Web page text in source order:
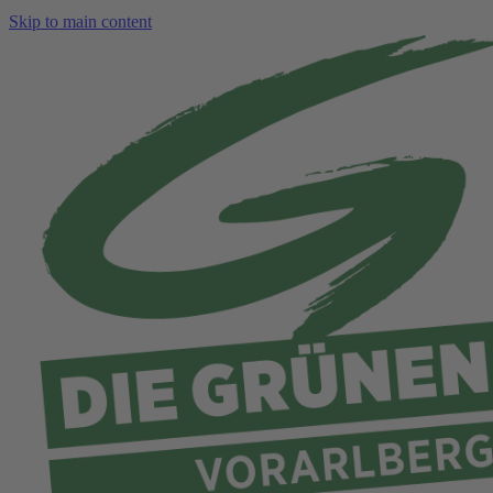
Skip to main content